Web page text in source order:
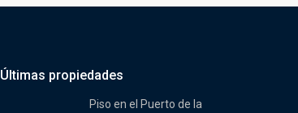
Últimas propiedades
Piso en el Puerto de la